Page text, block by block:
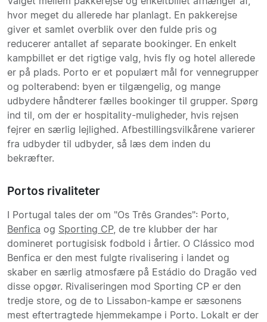
hvor meget du allerede har planlagt. En pakkerejse
giver et samlet overblik over den fulde pris og
reducerer antallet af separate bookinger. En enkelt
kampbillet er det rigtige valg, hvis fly og hotel allerede
er på plads. Porto er et populært mål for vennegrupper
og polterabend: byen er tilgængelig, og mange
udbydere håndterer fælles bookinger til grupper. Spørg
ind til, om der er hospitality-muligheder, hvis rejsen
fejrer en særlig lejlighed. Afbestillingsvilkårene varierer
fra udbyder til udbyder, så læs dem inden du
bekræfter.
Portos rivaliteter
I Portugal tales der om "Os Três Grandes": Porto,
Benfica og Sporting CP, de tre klubber der har
domineret portugisisk fodbold i årtier. O Clássico mod
Benfica er den mest fulgte rivalisering i landet og
skaber en særlig atmosfære på Estádio do Dragão ved
disse opgør. Rivaliseringen mod Sporting CP er den
tredje store, og de to Lissabon-kampe er sæsonens
mest eftertragtede hjemmekampe i Porto. Lokalt er der